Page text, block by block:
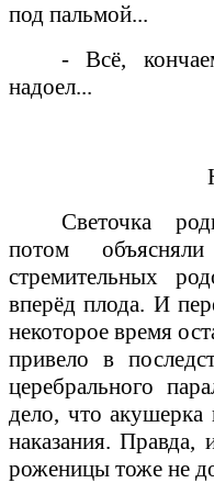
под пальмой...
- Всё,
надоел...
Светочка
потом
стремительных
вперёд плода. И
некоторое время
привело в
церебрального
дело, что акушерка
наказания. Правда,
роженицы тоже не